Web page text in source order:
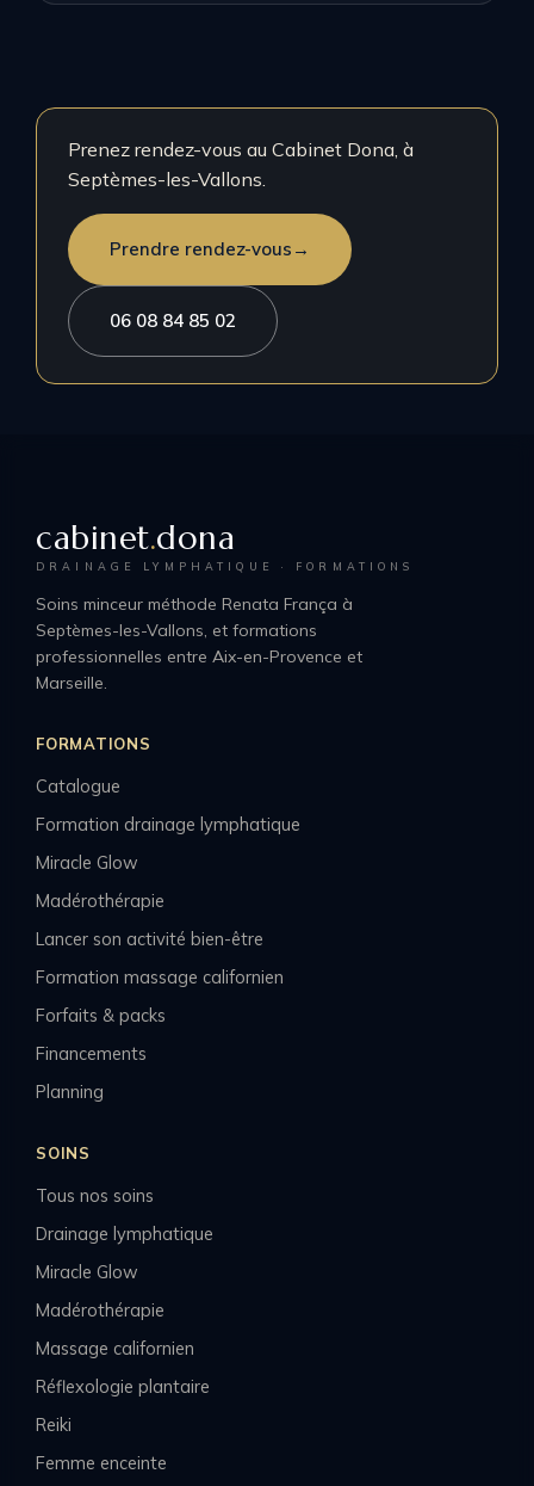
Prenez rendez-vous au Cabinet Dona, à
Septèmes-les-Vallons.
Prendre rendez-vous →
06 08 84 85 02
cabinet.dona
DRAINAGE LYMPHATIQUE · FORMATIONS
Soins minceur méthode Renata França à
Septèmes-les-Vallons, et formations
professionnelles entre Aix-en-Provence et
Marseille.
FORMATIONS
Catalogue
Formation drainage lymphatique
Miracle Glow
Madérothérapie
Lancer son activité bien-être
Formation massage californien
Forfaits & packs
Financements
Planning
SOINS
Tous nos soins
Drainage lymphatique
Miracle Glow
Madérothérapie
Massage californien
Réflexologie plantaire
Reiki
Femme enceinte